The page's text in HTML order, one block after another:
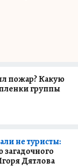
пожар? Какую
группы
не туристы:
загадочного
Дятлова